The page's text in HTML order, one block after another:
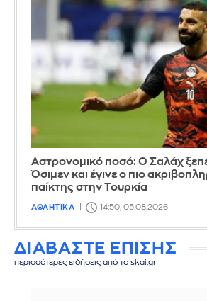
Αστρονομικό ποσό: Ο Σαλάχ
Όσιμεν και έγινε ο πιο
παίκτης στην Τουρκία
ΑΘΛΗΤΙΚΑ 14:50, 05.08.2026
ΔΙΑΒΑΣΤΕ ΕΠΙΣΗΣ
περισσότερες ειδήσεις από το skai.gr